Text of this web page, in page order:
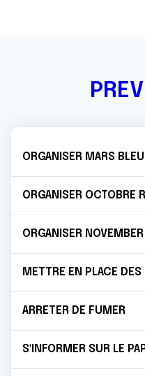
ORGANISER MARS BLEU
ORGANISER OCTOBRE
ORGANISER NOVEMBER
METTRE EN PLACE
ARRETER DE FUMER
S'INFORMER SUR LE